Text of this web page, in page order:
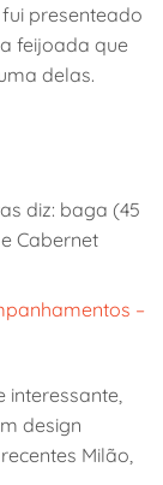
presenteado
feijoada que
delas.
diz: baga (45
Cabernet
–
interessante,
design
Milão,